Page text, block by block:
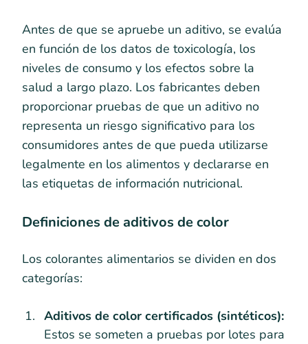
Antes de que se apruebe un aditivo, se evalúa
en función de los datos de toxicología, los
niveles de consumo y los efectos sobre la
salud a largo plazo. Los fabricantes deben
proporcionar pruebas de que un aditivo no
representa un riesgo significativo para los
consumidores antes de que pueda utilizarse
legalmente en los alimentos y declararse en
las etiquetas de información nutricional.
Definiciones de aditivos de color
Los colorantes alimentarios se dividen en dos
categorías:
Aditivos de color certificados (sintéticos):
Estos se someten a pruebas por lotes para